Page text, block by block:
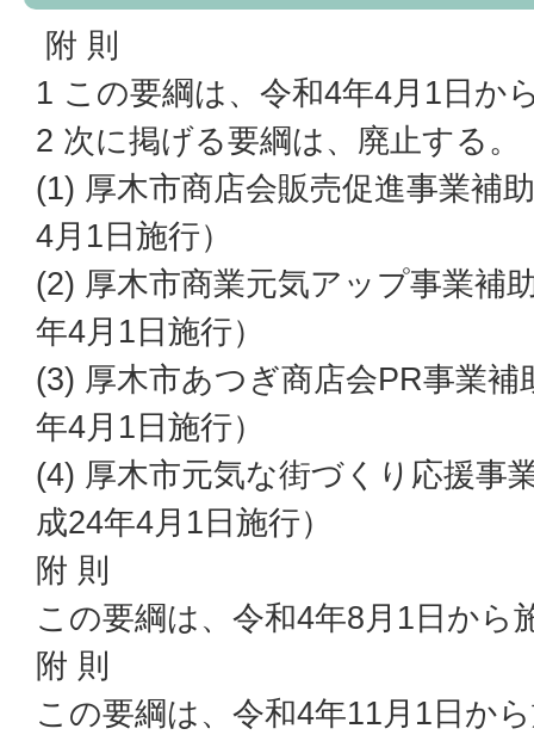
附 則
1 この要綱は、令和4年4月1日か
2 次に掲げる要綱は、廃止する。
(1) 厚木市商店会販売促進事業補
4月1日施行）
(2) 厚木市商業元気アップ事業補
年4月1日施行）
(3) 厚木市あつぎ商店会PR事業補
年4月1日施行）
(4) 厚木市元気な街づくり応援事
成24年4月1日施行）
附 則
この要綱は、令和4年8月1日から
附 則
この要綱は、令和4年11月1日か